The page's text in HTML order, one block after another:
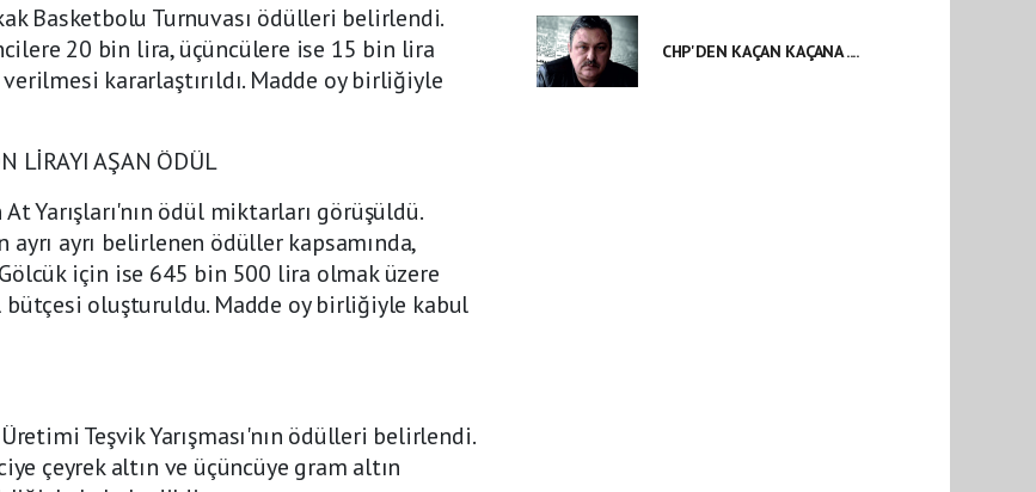
Basketbolu Turnuvası ödülleri belirlendi.
20 bin lira, üçüncülere ise 15 bin lira
kararlaştırıldı. Madde oy birliğiyle
LİRAYI AŞAN ÖDÜL
Yarışları'nın ödül miktarları görüşüldü.
ayrı belirlenen ödüller kapsamında,
için ise 645 bin 500 lira olmak üzere
oluşturuldu. Madde oy birliğiyle kabul
Teşvik Yarışması'nın ödülleri belirlendi.
çeyrek altın ve üçüncüye gram altın
CHP'DEN KAÇAN KAÇANA ....